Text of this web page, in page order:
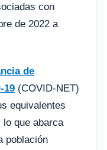
con
de 2022 a
de
19 (COVID-NET)
equivalentes
que abarca
población